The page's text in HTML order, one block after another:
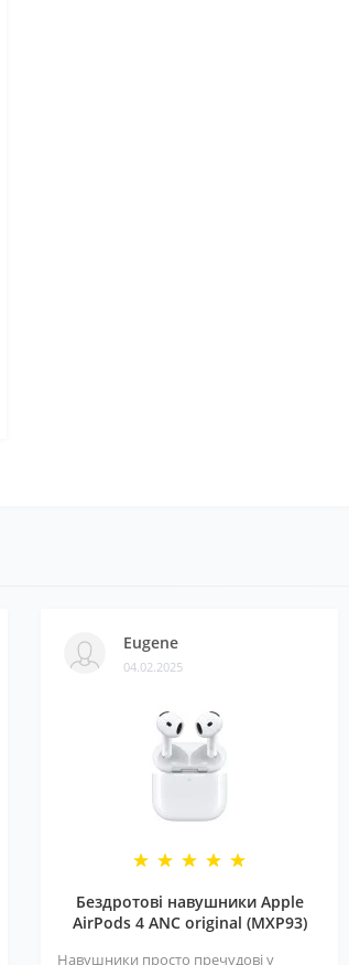
Eugene
04.02.2025
Бездротові навушники Apple
AirPods 4 ANC original (MXP93)
Навушники просто пречудові у